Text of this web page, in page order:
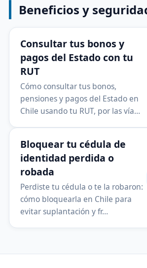
Beneficios y
Consultar tus bonos y
pagos del Estado con tu
RUT
Cómo consultar tus bonos,
pensiones y pagos del Estado en
Chile usando tu RUT, por las vía…
Bloquear tu cédula de
identidad perdida o
robada
Perdiste tu cédula o te la robaron:
cómo bloquearla en Chile para
evitar suplantación y fr…